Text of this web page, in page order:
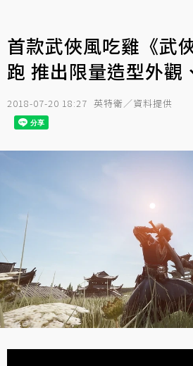
首款武俠風吃雞《武
跑 推出限量造型外觀
2018-07-20 18:27 英特衛／資料提供